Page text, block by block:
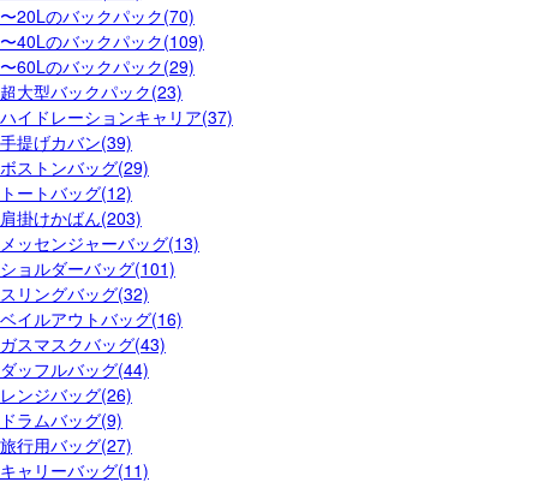
〜20Lのバックパック(70)
〜40Lのバックパック(109)
〜60Lのバックパック(29)
超大型バックパック(23)
ハイドレーションキャリア(37)
手提げカバン(39)
ボストンバッグ(29)
トートバッグ(12)
肩掛けかばん(203)
メッセンジャーバッグ(13)
ショルダーバッグ(101)
スリングバッグ(32)
ベイルアウトバッグ(16)
ガスマスクバッグ(43)
ダッフルバッグ(44)
レンジバッグ(26)
ドラムバッグ(9)
旅行用バッグ(27)
キャリーバッグ(11)